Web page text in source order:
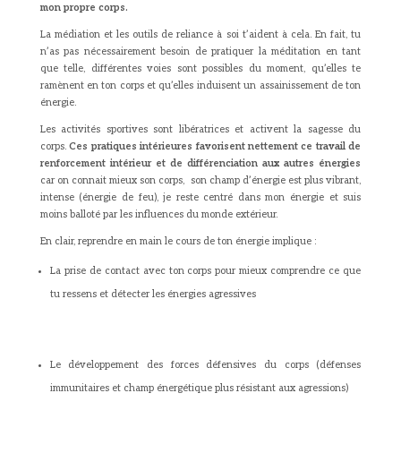
mon propre corps.
La médiation et les outils de reliance à soi t’aident à cela. En fait, tu
n’as pas nécessairement besoin de pratiquer la méditation en tant
que telle, différentes voies sont possibles du moment, qu’elles te
ramènent en ton corps et qu’elles induisent un assainissement de ton
énergie.
Les activités sportives sont libératrices et activent la sagesse du
corps.Ces pratiques intérieures favorisent nettement ce travail de
renforcement intérieur et de différenciation aux autres énergies
car on connait mieux son corps, son champ d’énergie est plus vibrant,
intense (énergie de feu), je reste centré dans mon énergie et suis
moins balloté par les influences du monde extérieur.
En clair, reprendre en main le cours de ton énergie implique :
La prise de contact avec ton corps pour mieux comprendre ce que
tu ressens et détecter les énergies agressives
Le développement des forces défensives du corps (défenses
immunitaires et champ énergétique plus résistant aux agressions)